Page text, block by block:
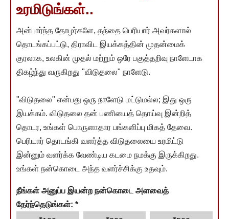
உரமிடுங்கள்..
அன்பார்ந்த தோழர்களே, தந்தை பெரியார் அவர்களால்
தொடங்கப்பட்டு, திராவிட இயக்கத்தின் முதன்மைக்
குரலாக, உலகின் முதல் மற்றும் ஒரே பகுத்தறிவு நாளேடாக
திகழ்ந்து வருகிறது "விடுதலை" நாளேடு.
"விடுதலை" என்பது ஒரு நாளேடு மட்டுமல்ல; இது ஒரு
இயக்கம். விடுதலை தன் பணியைத் தொய்வு இன்றித்
தொடர, உங்கள் பொருளாதார பங்களிப்பு மிகத் தேவை.
பெரியார் தொடங்கி வளர்த்த விடுதலையை உரமிட்டு
இன்னும் வளர்க்க வேண்டிய கடமை நமக்கு இருக்கிறது.
உங்கள் நன்கொடை அந்த வளர்ச்சிக்கு உதவும்.
நீங்கள் அனுப்ப இயன்ற நன்கொடை அளவைத்
தேர்ந்தெடுங்கள்: *